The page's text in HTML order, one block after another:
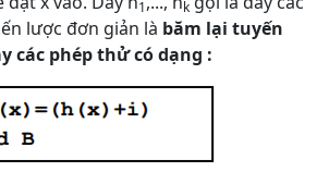
1 k
lược đơn giản là băm lại tuyến
các phép thử có dạng :